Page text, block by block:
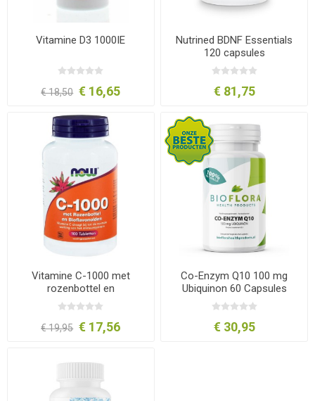
Vitamine D3 1000IE
€ 18,50 € 16,65
Nutrined BDNF Essentials
120 capsules
€ 81,75
Vitamine C-1000 met
rozenbottel en
bioflavonoiden
€ 19,95 € 17,56
Co-Enzym Q10 100 mg
Ubiquinon 60 Capsules
Bioflora
€ 30,95